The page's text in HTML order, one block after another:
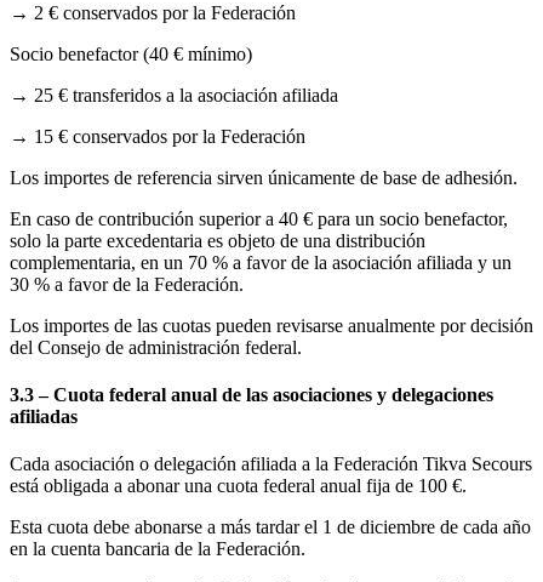
→ 2 € conservados por la Federación
Socio benefactor (40 € mínimo)
→ 25 € transferidos a la asociación afiliada
→ 15 € conservados por la Federación
Los importes de referencia sirven únicamente de base de adhesión.
En caso de contribución superior a 40 € para un socio benefactor,
solo la parte excedentaria es objeto de una distribución
complementaria, en un 70 % a favor de la asociación afiliada y un
30 % a favor de la Federación.
Los importes de las cuotas pueden revisarse anualmente por decisión
del Consejo de administración federal.
3.3 – Cuota federal anual de las asociaciones y delegaciones
afiliadas
Cada asociación o delegación afiliada a la Federación Tikva Secours
está obligada a abonar una cuota federal anual fija de 100 €.
Esta cuota debe abonarse a más tardar el 1 de diciembre de cada año
en la cuenta bancaria de la Federación.